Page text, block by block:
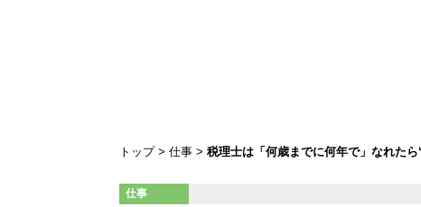
トップ 仕事
税理士は「何歳までに何年で」なれた
仕事